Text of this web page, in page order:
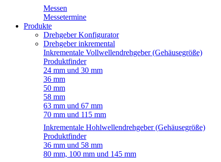
Messen
Messetermine
Produkte
Drehgeber Konfigurator
Drehgeber inkremental
Inkrementale Vollwellendrehgeber (Gehäusegröße)
Produktfinder
24 mm und 30 mm
36 mm
50 mm
58 mm
63 mm und 67 mm
70 mm und 115 mm
Inkrementale Hohlwellendrehgeber (Gehäusegröße)
Produktfinder
36 mm und 58 mm
80 mm, 100 mm und 145 mm